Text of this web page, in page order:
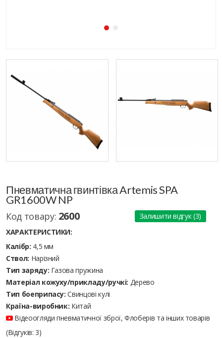
Пневматична гвинтівка Artemis SPA
GR1600W NP
Код товару: 2600
Залишити відгук (3)
ХАРАКТЕРИСТИКИ:
Калібр: 4,5 мм
Ствол: Нарізний
Тип заряду: Газова пружина
Матеріал кожуху/прикладу/ручкі: Дерево
Тип боеприпасу: Cвинцові кулі
Країна-виробник: Китай
Відеоогляди пневматичної зброї, Флоберів та інших товарів
(Відгуків: 3)